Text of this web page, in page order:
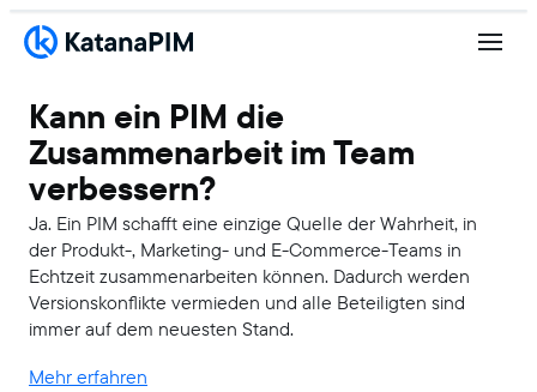
Kann ein PIM die
Zusammenarbeit im Team
verbessern?
Ja. Ein PIM schafft eine einzige Quelle der Wahrheit, in
der Produkt-, Marketing- und E-Commerce-Teams in
Echtzeit zusammenarbeiten können. Dadurch werden
Versionskonflikte vermieden und alle Beteiligten sind
immer auf dem neuesten Stand.
Mehr erfahren